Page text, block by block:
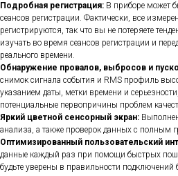
Подробная регистрация: В приборе может
сеансов регистрации. Фактически, все
регистрируются, так что вы не потеряете
изучать во время сеансов регистрации и
реального времени.
Обнаружение провалов, выбросов и
снимок сигнала события и RMS профиль
указанием даты, метки времени и
потенциальные первопричины проблем
Яркий цветной сенсорный экран:
анализа, а также проверок данных с полным
Оптимизированный пользовательский
данные каждый раз при помощи быстрых
будьте уверены в правильности подключений